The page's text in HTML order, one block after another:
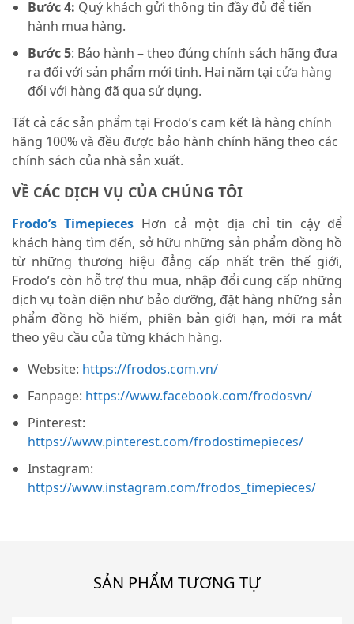
Bước 4: Quý khách gửi thông tin đầy đủ để tiến
hành mua hàng.
Bước 5: Bảo hành – theo đúng chính sách hãng đưa
ra đối với sản phẩm mới tinh. Hai năm tại cửa hàng
đối với hàng đã qua sử dụng.
Tất cả các sản phẩm tại Frodo’s cam kết là hàng chính
hãng 100% và đều được bảo hành chính hãng theo các
chính sách của nhà sản xuất.
VỀ CÁC DỊCH VỤ CỦA CHÚNG TÔI
Frodo’s Timepieces Hơn cả một địa chỉ tin cậy để
khách hàng tìm đến, sở hữu những sản phẩm đồng hồ
từ những thương hiệu đẳng cấp nhất trên thế giới,
Frodo’s còn hỗ trợ thu mua, nhập đổi cung cấp những
dịch vụ toàn diện như bảo dưỡng, đặt hàng những sản
phẩm đồng hồ hiếm, phiên bản giới hạn, mới ra mắt
theo yêu cầu của từng khách hàng.
Website: https://frodos.com.vn/
Fanpage: https://www.facebook.com/frodosvn/
Pinterest:
https://www.pinterest.com/frodostimepieces/
Instagram:
https://www.instagram.com/frodos_timepieces/
SẢN PHẨM TƯƠNG TỰ